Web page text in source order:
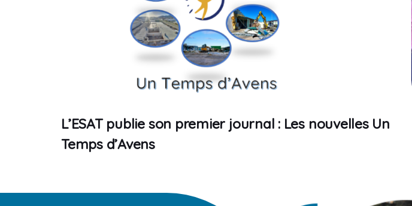
L’ESAT publie son premier journal : Les nouvelles Un
Temps d’Avens